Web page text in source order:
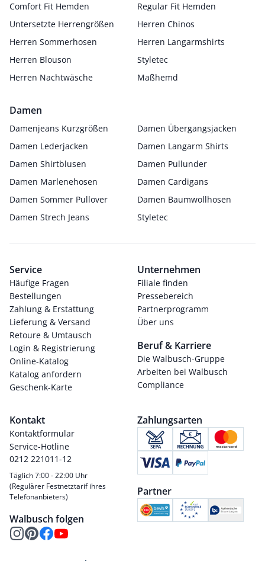
Comfort Fit Hemden
Regular Fit Hemden
Untersetzte Herrengrößen
Herren Chinos
Herren Sommerhosen
Herren Langarmshirts
Herren Blouson
Styletec
Herren Nachtwäsche
Maßhemd
Damen
Damenjeans Kurzgrößen
Damen Übergangsjacken
Damen Lederjacken
Damen Langarm Shirts
Damen Shirtblusen
Damen Pullunder
Damen Marlenehosen
Damen Cardigans
Damen Sommer Pullover
Damen Baumwollhosen
Damen Strech Jeans
Styletec
Service
Häufige Fragen
Bestellungen
Zahlung & Erstattung
Lieferung & Versand
Retoure & Umtausch
Login & Registrierung
Online-Katalog
Katalog anfordern
Geschenk-Karte
Unternehmen
Filiale finden
Pressebereich
Partnerprogramm
Über uns
Beruf & Karriere
Die Walbusch-Gruppe
Arbeiten bei Walbusch
Compliance
Kontakt
Kontaktformular
Service-Hotline
0212 221011-12
Täglich 7:00 - 22:00 Uhr
(Regulärer Festnetztarif ihres
Telefonanbieters)
Walbusch folgen
Zahlungsarten
Partner